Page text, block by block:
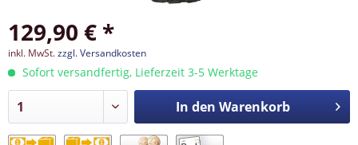
129,90 € *
inkl. MwSt.zzgl. Versandkosten
Sofort versandfertig, Lieferzeit 3-5 Werktage
In den Warenkorb